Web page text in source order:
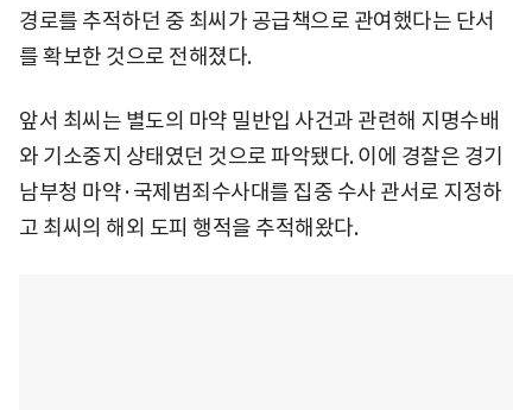
경로를 추적하던 중 최씨가 공급책으로 관여했다는 단서
를 확보한 것으로 전해졌다.
앞서 최씨는 별도의 마약 밀반입 사건과 관련해 지명수배
와 기소중지 상태였던 것으로 파악됐다. 이에 경찰은 경기
남부청 마약·국제범죄수사대를 집중 수사 관서로 지정하
고 최씨의 해외 도피 행적을 추적해왔다.